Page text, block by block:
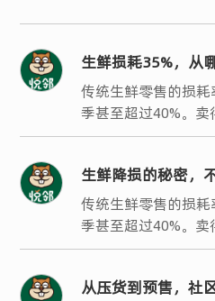
生鲜损耗35%，从
传统生鲜零售的损
季甚至超过40%。
生鲜降损的秘密，
构更聪明
传统生鲜零售的损
季甚至超过40%。
从压货到预售，社